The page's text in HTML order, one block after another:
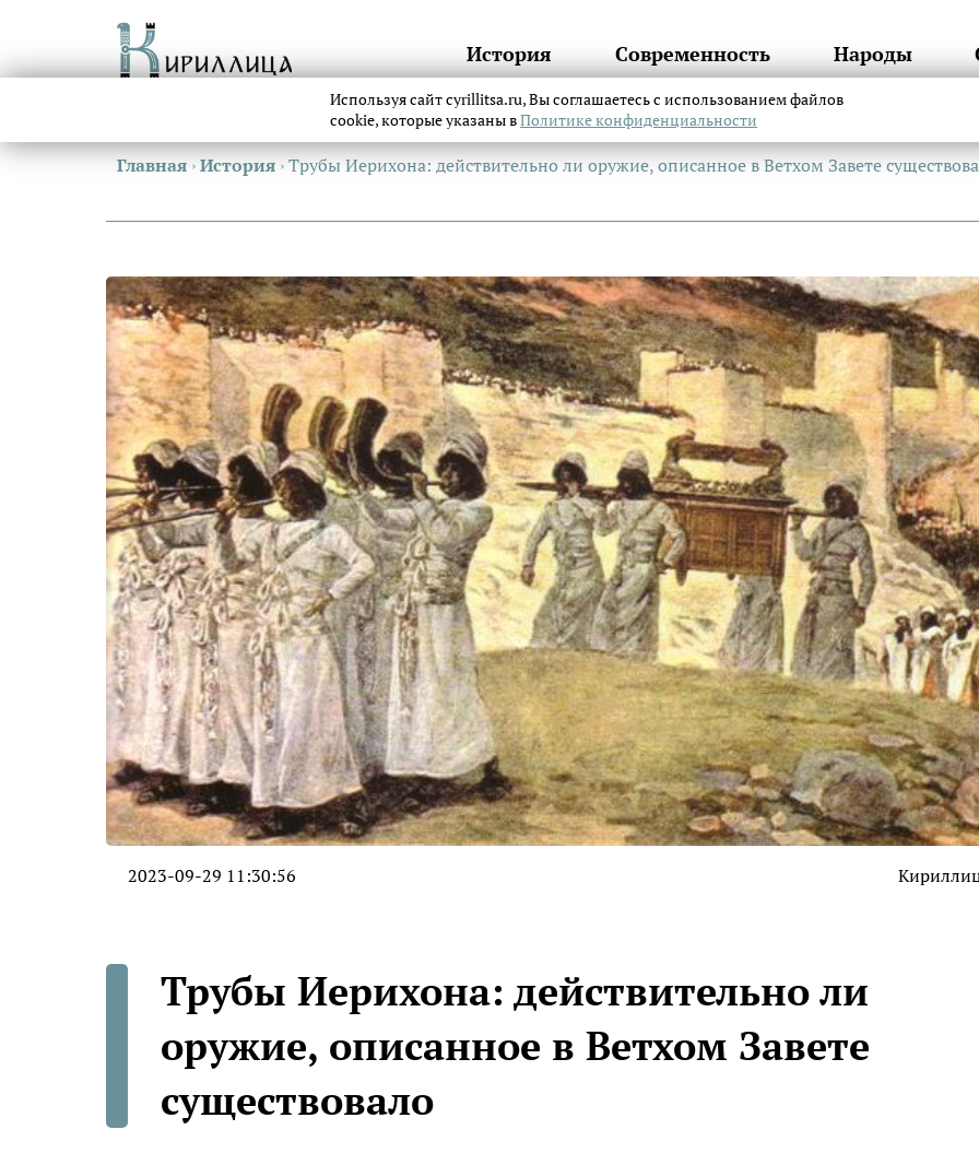
История Современность Народы
Главная ›История ›Трубы Иерихона: действительно ли оружие, описанное в Ветхом Завете
2023-09-29 11:30:56
Трубы Иерихона: действительно ли
оружие, описанное в Ветхом Завете
существовало
Используя сайт cyrillitsa.ru, Вы соглашаетесь с использованием файлов
cookie, которые указаны вПолитике конфиденциальности